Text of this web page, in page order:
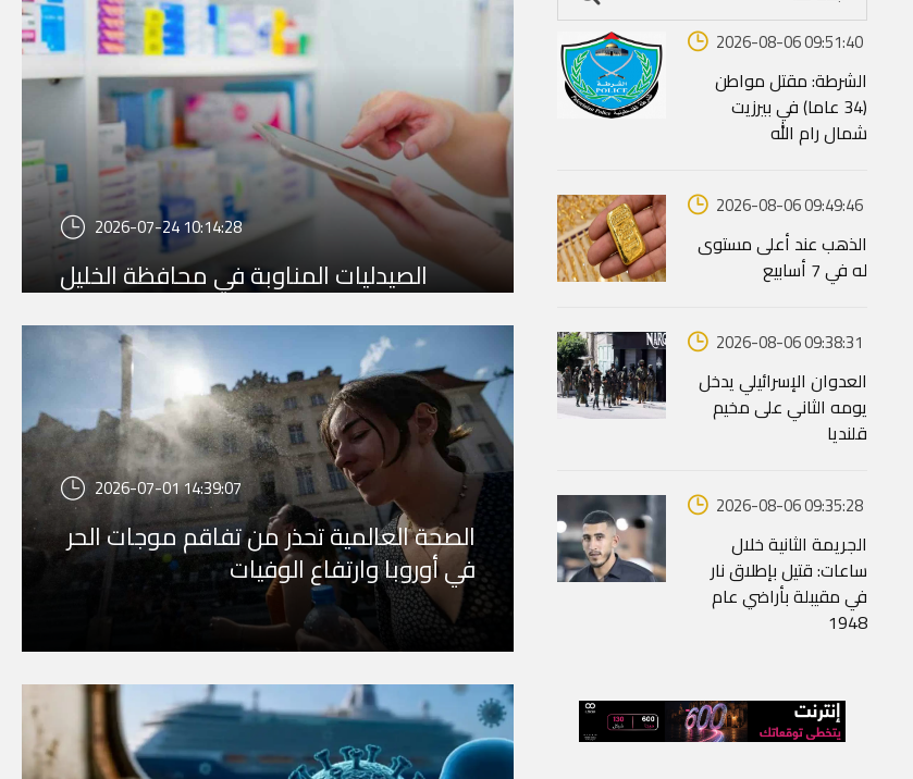
2026-07-24 10:14:28
الصيدليات المناوبة في محافظة الخليل
2026-07-01 14:39:07
الصحة العالمية تحذر من تفاقم موجات الحر
في أوروبا وارتفاع الوفيات
2026-08-06 09:51:40
الشرطة: مقتل مواطن
(34 عاما) في بيرزيت
شمال رام الله
2026-08-06 09:49:46
الذهب عند أعلى مستوى
له في 7 أسابيع
2026-08-06 09:38:31
العدوان الإسرائيلي يدخل
يومه الثاني على مخيم
قلنديا
2026-08-06 09:35:28
الجريمة الثانية خلال
ساعات: قتيل بإطلاق نار
في مقيبلة بأراضي عام
1948